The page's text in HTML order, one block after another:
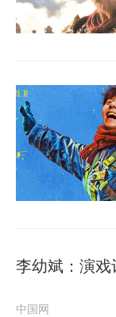
李幼斌：演戏
中国网